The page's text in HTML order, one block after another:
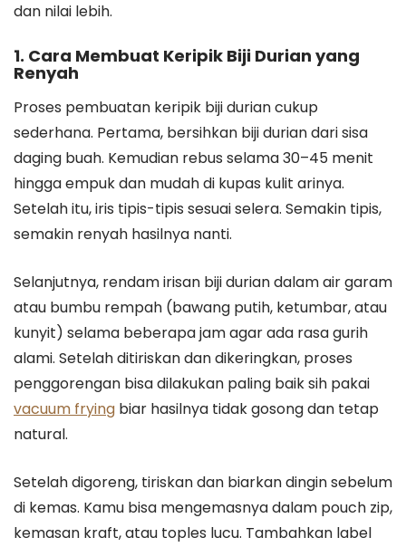
dan nilai lebih.
1. Cara Membuat Keripik Biji Durian yang
Renyah
Proses pembuatan keripik biji durian cukup
sederhana. Pertama, bersihkan biji durian dari sisa
daging buah. Kemudian rebus selama 30–45 menit
hingga empuk dan mudah di kupas kulit arinya.
Setelah itu, iris tipis-tipis sesuai selera. Semakin tipis,
semakin renyah hasilnya nanti.
Selanjutnya, rendam irisan biji durian dalam air garam
atau bumbu rempah (bawang putih, ketumbar, atau
kunyit) selama beberapa jam agar ada rasa gurih
alami. Setelah ditiriskan dan dikeringkan, proses
penggorengan bisa dilakukan paling baik sih pakai
vacuum frying biar hasilnya tidak gosong dan tetap
natural.
Setelah digoreng, tiriskan dan biarkan dingin sebelum
di kemas. Kamu bisa mengemasnya dalam pouch zip,
kemasan kraft, atau toples lucu. Tambahkan label